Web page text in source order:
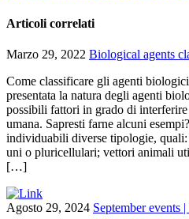
Articoli correlati
Marzo 29, 2022 Biological agents
Come classificare gli agenti
presentata la natura degli agenti
possibili fattori in grado di interferire
umana. Sapresti farne alcuni
individuabili diverse tipologie,
uni o pluricellulari; vettori animali
[…]
Agosto 29, 2024 September events